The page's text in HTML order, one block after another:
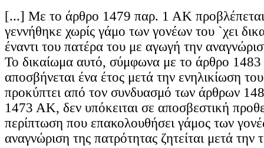
[...] Με το άρθρο 1479 παρ. 1 ΑΚ προβλέπεται
γεννήθηκε χωρίς γάμο των γονέων του `χει
έναντι του πατέρα του με αγωγή την
Το δικαίωμα αυτό, σύμφωνα με το άρθρο
αποσβήνεται ένα έτος μετά την ενηλικίωση
προκύπτει από τον συνδυασμό των άρθρων
1473 ΑΚ, δεν υπόκειται σε αποσβεστική
περίπτωση που επακολουθήσει γάμος των
αναγνώριση της πατρότητας ζητείται μετά την